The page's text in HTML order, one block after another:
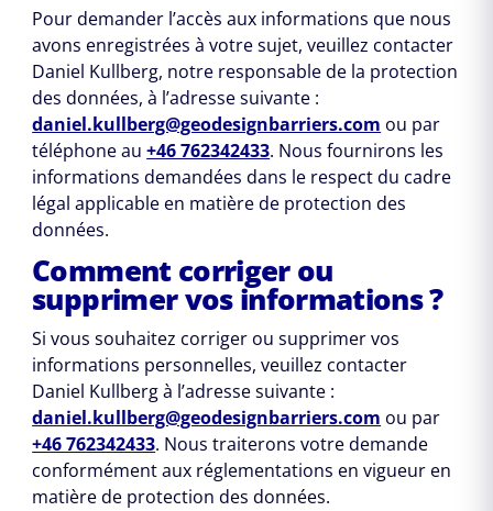
Pour demander l’accès aux informations que nous
avons enregistrées à votre sujet, veuillez contacter
Daniel Kullberg, notre responsable de la protection
des données, à l’adresse suivante :
daniel.kullberg@geodesignbarriers.com ou par
téléphone au+46 762342433. Nous fournirons les
informations demandées dans le respect du cadre
légal applicable en matière de protection des
données.
Comment corriger ou
supprimer vos informations ?
Si vous souhaitez corriger ou supprimer vos
informations personnelles, veuillez contacter
Daniel Kullberg à l’adresse suivante :
daniel.kullberg@geodesignbarriers.com ou par
+46 762342433. Nous traiterons votre demande
conformément aux réglementations en vigueur en
matière de protection des données.